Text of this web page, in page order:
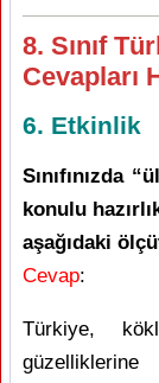
8. Sınıf
Cevapları
6. Etkinlik
Sınıfınızda
konulu
aşağıdaki
Cevap:
Türkiye,